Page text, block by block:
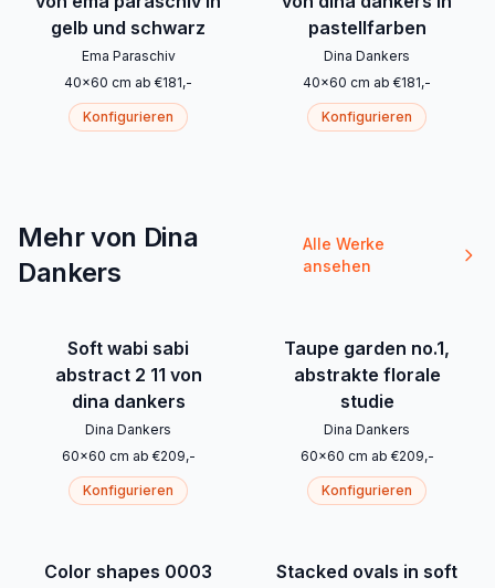
gelb und schwarz
Ema Paraschiv
40x60 cm ab €181,-
Konfigurieren
pastellfarben
Dina Dankers
40x60 cm ab €181,-
Konfigurieren
Mehr von Dina
Dankers
Alle Werke
ansehen
Soft wabi sabi
abstract 2 11 von
dina dankers
Dina Dankers
60x60 cm ab €209,-
Konfigurieren
Taupe garden no.1,
abstrakte florale
studie
Dina Dankers
60x60 cm ab €209,-
Konfigurieren
Color shapes 0003
Stacked ovals in soft